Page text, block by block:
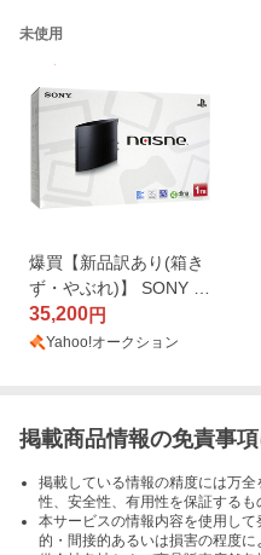
未使用
爆買【新品訳あり(箱き
ず・やぶれ)】 SONY na
sne(ナスネ) CUHJ-150
04 1TB
35,200円
Yahoo!オークション
掲載商品情報の免責事
掲載している情報の精度には万
性、安全性、有用性を保証するも
本サービスの情報内容を使用し
的・間接的あるいは損害の程度